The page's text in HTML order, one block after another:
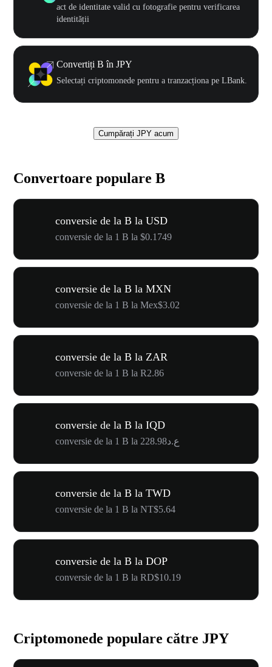
act de identitate valid cu fotografie pentru verificarea
identității
Convertiți B în JPY
Selectați criptomonede pentru a tranzacționa pe LBank.
Cumpărați JPY acum
Convertoare populare B
conversie de la B la USD
conversie de la 1 B la $0.1749
conversie de la B la MXN
conversie de la 1 B la Mex$3.02
conversie de la B la ZAR
conversie de la 1 B la R2.86
conversie de la B la IQD
conversie de la 1 B la ع.د228.98
conversie de la B la TWD
conversie de la 1 B la NT$5.64
conversie de la B la DOP
conversie de la 1 B la RD$10.19
Criptomonede populare către JPY